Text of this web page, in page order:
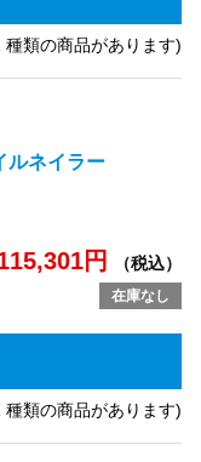
種類の商品があります)
ルネイラー
円 （税込）
在庫なし
種類の商品があります)